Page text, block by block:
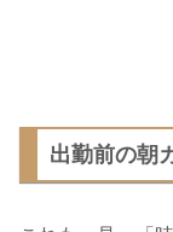
出勤前の朝